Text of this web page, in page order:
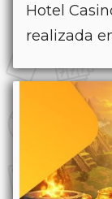
Hotel
realizada